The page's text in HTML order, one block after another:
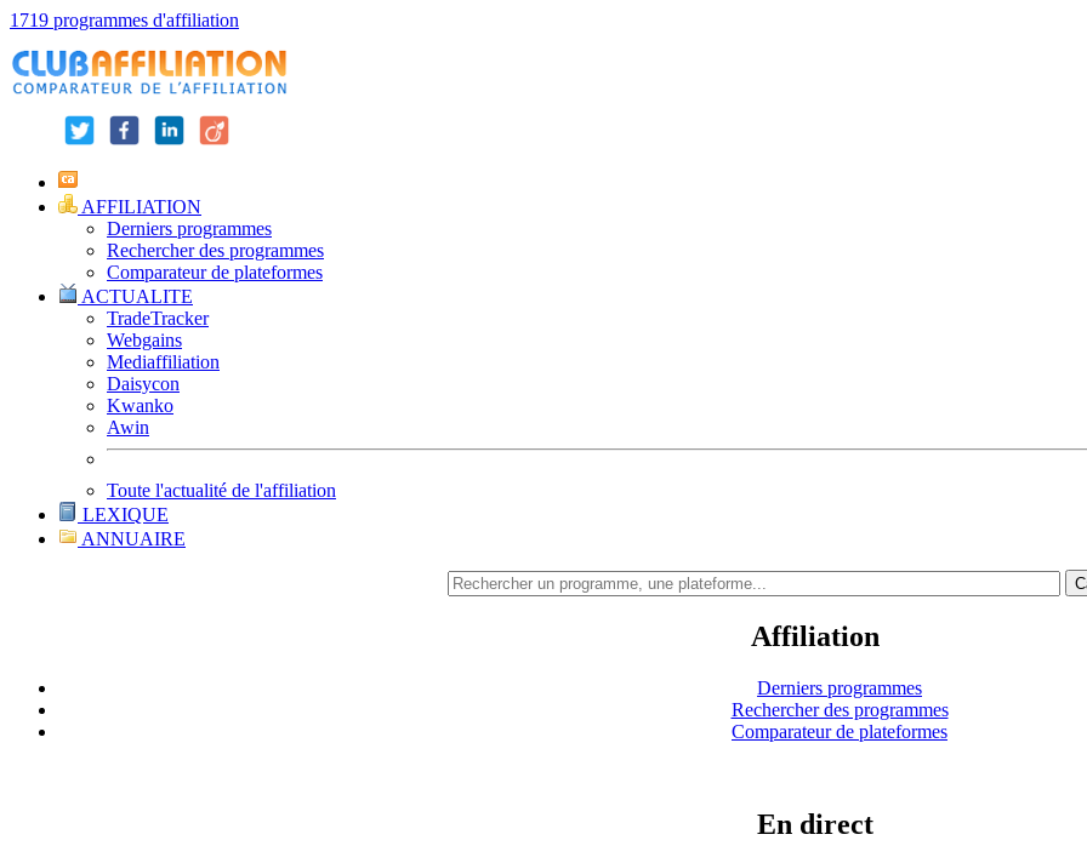
1719 programmes d'affiliation
AFFILIATION
Derniers programmes
Rechercher des programmes
Comparateur de plateformes
ACTUALITE
TradeTracker
Webgains
Mediaffiliation
Daisycon
Kwanko
Awin
Toute l'actualité de l'affiliation
LEXIQUE
ANNUAIRE
Affiliation
Derniers programmes
Rechercher des programmes
Comparateur de plateformes
En direct